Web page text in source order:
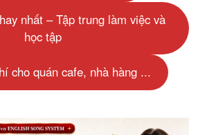
nhất – Tập trung làm việc và
học tập
cho quán cafe, nhà hàng ...